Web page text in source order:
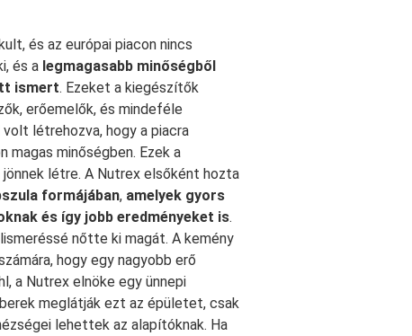
és az európai piacon nincs
és a legmagasabb minőségből
ismert. Ezeket a kiegészítők
erőemelők, és mindeféle
létrehozva, hogy a piacra
magas minőségben. Ezek a
létre. A Nutrex elsőként hozta
formájában, amelyek gyors
és így jobb eredményeket is.
nőtte ki magát. A kemény
hogy egy nagyobb erő
a Nutrex elnöke egy ünnepi
meglátják ezt az épületet, csak
lehettek az alapítóknak. Ha